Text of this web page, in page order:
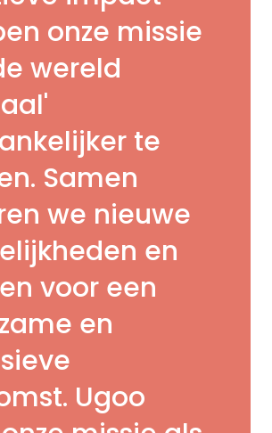
onze missie
wereld
te
Samen
we nieuwe
en
voor een
en
Ugoo